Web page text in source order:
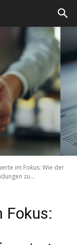
im Fokus: Wie der
zu...
Fokus: